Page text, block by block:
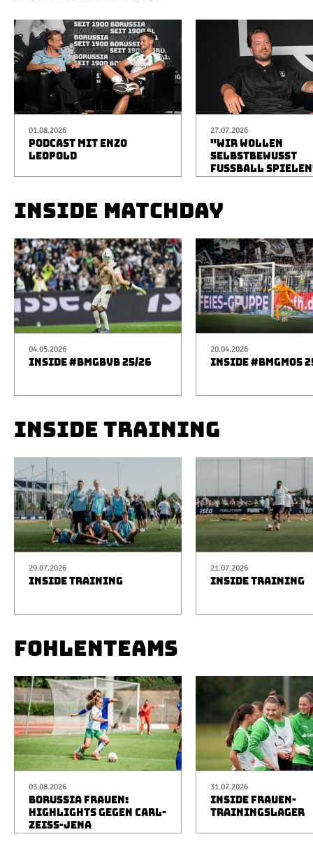
01.08.2026
PODCAST MIT ENZO
LEOPOLD
27.07.2026
"WIR WOLLEN
SELBSTBEWUSST
FUSSBALL
INSIDE MATCHDAY
04.05.2026
INSIDE #BMGBVB 25/26
20.04.2026
INSIDE #BMGM05
INSIDE TRAINING
29.07.2026
INSIDE TRAINING
21.07.2026
INSIDE TRAINING
FOHLENTEAMS
03.08.2026
BORUSSIA FRAUEN:
HIGHLIGHTS GEGEN CARL-
ZEISS-JENA
31.07.2026
INSIDE FRAUEN-
TRAININGSLAGER